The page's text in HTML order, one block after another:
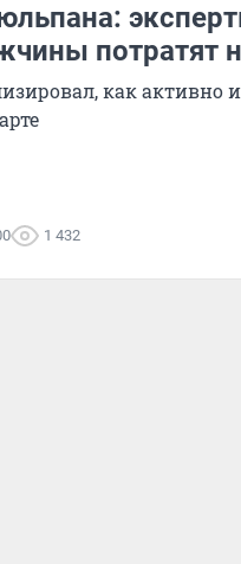
потратят
как активно
1 432